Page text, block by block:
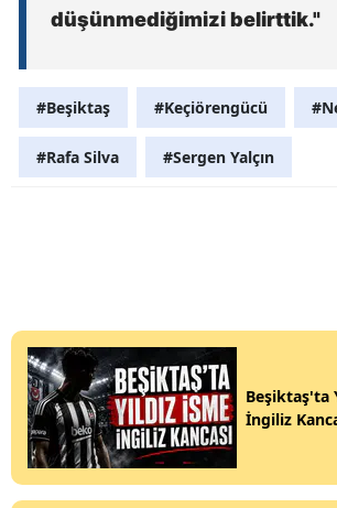
düşünmediğimizi belirttik."
#Beşiktaş #Keçiörengücü
#Rafa Silva #Sergen Yalçın
Beşiktaş'ta
İngiliz